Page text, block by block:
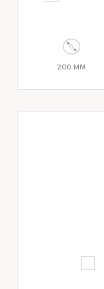
200 MM